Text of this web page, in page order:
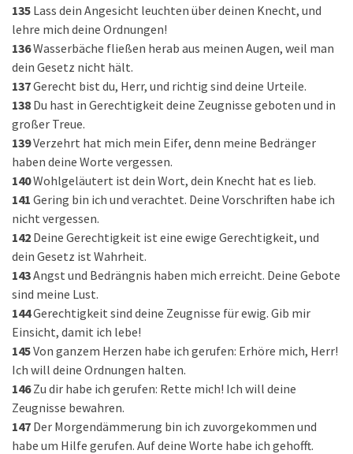
135 Lass dein Angesicht leuchten über deinen Knecht, und
lehre mich deine Ordnungen!
136Wasserbäche fließen herab aus meinen Augen, weil man
dein Gesetz nicht hält.
137Gerecht bist du, Herr, und richtig sind deine Urteile.
138 Du hast in Gerechtigkeit deine Zeugnisse geboten und in
großer Treue.
139Verzehrt hat mich mein Eifer, denn meine Bedränger
haben deine Worte vergessen.
140Wohlgeläutert ist dein Wort, dein Knecht hat es lieb.
141 Gering bin ich und verachtet. Deine Vorschriften habe ich
nicht vergessen.
142 Deine Gerechtigkeit ist eine ewige Gerechtigkeit, und
dein Gesetz ist Wahrheit.
143Angst und Bedrängnis haben mich erreicht. Deine Gebote
sind meine Lust.
144Gerechtigkeit sind deine Zeugnisse für ewig. Gib mir
Einsicht, damit ich lebe!
145Von ganzem Herzen habe ich gerufen: Erhöre mich, Herr!
Ich will deine Ordnungen halten.
146 Zu dir habe ich gerufen: Rette mich! Ich will deine
Zeugnisse bewahren.
147 Der Morgendämmerung bin ich zuvorgekommen und
habe um Hilfe gerufen. Auf deine Worte habe ich gehofft.